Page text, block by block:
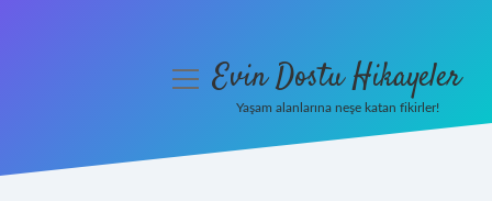
menüyüEvin Dostu Hikayeler
Yaşam alanlarına neşe katan fikirler!